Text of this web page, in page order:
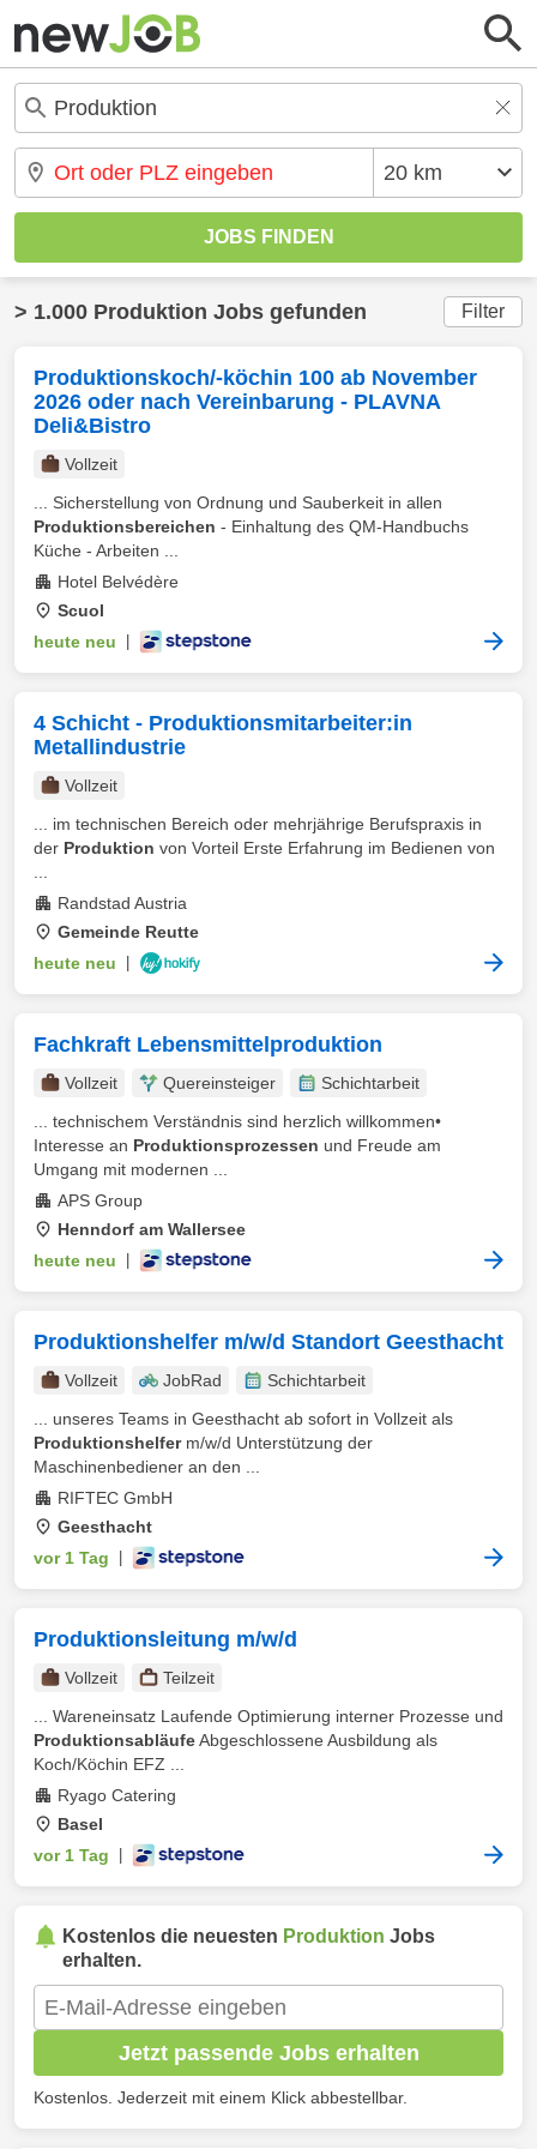
> 1.000 Produktion Jobs gefunden Filter
Produktionskoch/-köchin 100 ab November
2026 oder nach Vereinbarung - PLAVNA
Deli&Bistro
Vollzeit
... Sicherstellung von Ordnung und Sauberkeit in allen
Produktionsbereichen - Einhaltung des QM-Handbuchs
Küche - Arbeiten ...
Hotel Belvédère
Scuol
heute neu
4 Schicht - Produktionsmitarbeiter:in
Metallindustrie
Vollzeit
... im technischen Bereich oder mehrjährige Berufspraxis in
der Produktion von Vorteil Erste Erfahrung im Bedienen von
Randstad Austria
Gemeinde Reutte
heute neu
Fachkraft Lebensmittelproduktion
Vollzeit Quereinsteiger
Schichtarbeit
... technischem Verständnis sind herzlich willkommen•
Interesse an Produktionsprozessen und Freude am
Umgang mit modernen ...
APS Group
Henndorf am Wallersee
heute neu
Produktionshelfer m/w/d Standort Geesthacht
Vollzeit JobRad
Schichtarbeit
... unseres Teams in Geesthacht ab sofort in Vollzeit als
Produktionshelferm/w/d Unterstützung der
Maschinenbediener an den ...
RIFTEC GmbH
Geesthacht
vor 1 Tag
Produktionsleitung m/w/d
Vollzeit
Teilzeit
... Wareneinsatz Laufende Optimierung interner Prozesse und
ProduktionsabläufeAbgeschlossene Ausbildung als
Koch/Köchin EFZ ...
Ryago Catering
Basel
vor 1 Tag
Kostenlos die neuesten Produktion Jobs
erhalten.
Jetzt passende Jobs erhalten
Kostenlos. Jederzeit mit einem Klick abbestellbar.